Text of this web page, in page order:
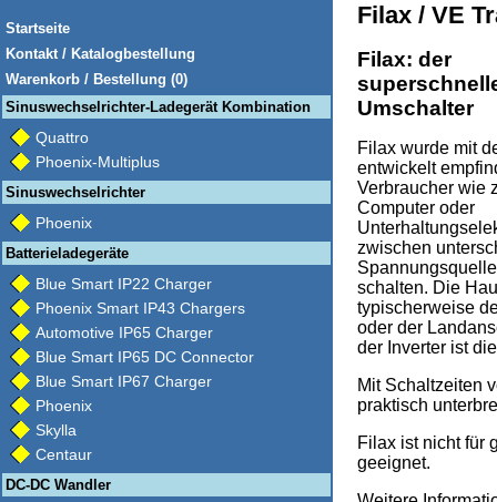
Startseite
Kontakt / Katalogbestellung
Warenkorb / Bestellung (0)
Sinuswechselrichter-Ladegerät Kombination
Quattro
Phoenix-Multiplus
Sinuswechselrichter
Phoenix
Batterieladegeräte
Blue Smart IP22 Charger
Phoenix Smart IP43 Chargers
Automotive IP65 Charger
Blue Smart IP65 DC Connector
Blue Smart IP67 Charger
Phoenix
Skylla
Centaur
DC-DC Wandler
Filax / VE
Filax: der
Umschalter
Filax wurde mit
entwickelt
Verbraucher wie
Computer oder
zwischen
schalten. Die
typischerweise
oder der
der Inverter ist
Mit Schaltzeiten
praktisch
Filax ist nicht für
geeignet.